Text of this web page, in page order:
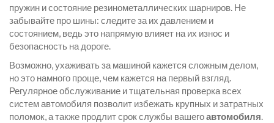
пружин и состояние резинометаллических шарниров. Не
забывайте про шины: следите за их давлением и
состоянием, ведь это напрямую влияет на их износ и
безопасность на дороге.
Возможно, ухаживать за машиной кажется сложным делом,
но это намного проще, чем кажется на первый взгляд.
Регулярное обслуживание и тщательная проверка всех
систем автомобиля позволит избежать крупных и затратных
поломок, а также продлит срок службы вашегоавтомобиля.